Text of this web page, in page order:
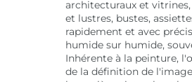
architecturaux et
et lustres, bustes,
rapidement et avec
humide sur humide,
Inhérente à la peinture,
de la définition de